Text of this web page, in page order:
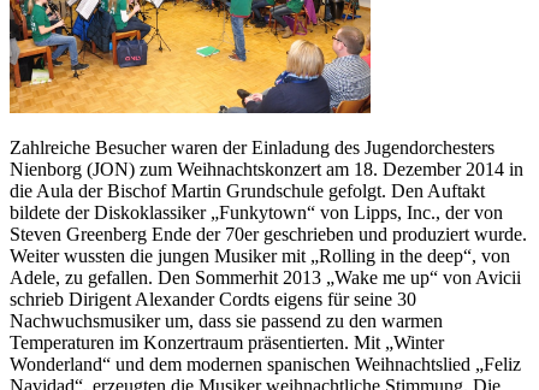
Zahlreiche Besucher waren der Einladung des Jugendorchesters
Nienborg (JON) zum Weihnachtskonzert am 18. Dezember 2014 in
die Aula der Bischof Martin Grundschule gefolgt. Den Auftakt
bildete der Diskoklassiker „Funkytown“ von Lipps, Inc., der von
Steven Greenberg Ende der 70er geschrieben und produziert wurde.
Weiter wussten die jungen Musiker mit „Rolling in the deep“, von
Adele, zu gefallen. Den Sommerhit 2013 „Wake me up“ von Avicii
schrieb Dirigent Alexander Cordts eigens für seine 30
Nachwuchsmusiker um, dass sie passend zu den warmen
Temperaturen im Konzertraum präsentierten. Mit „Winter
Wonderland“ und dem modernen spanischen Weihnachtslied „Feliz
Navidad“, erzeugten die Musiker weihnachtliche Stimmung. Die